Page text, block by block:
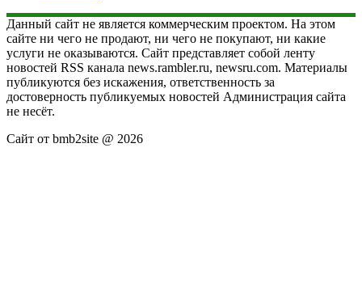
Данный сайт не является коммерческим проектом. На этом
сайте ни чего не продают, ни чего не покупают, ни какие
услуги не оказываются. Сайт представляет собой ленту
новостей RSS канала news.rambler.ru, newsru.com. Материалы
публикуются без искажения, ответственность за
достоверность публикуемых новостей Администрация сайта
не несёт.
Сайт от bmb2site @ 2026